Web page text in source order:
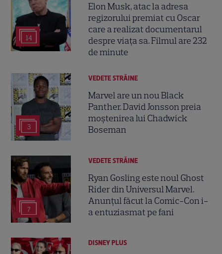
14
Elon Musk, atac la adresa
regizorului premiat cu Oscar
care a realizat documentarul
despre viața sa. Filmul are 232
de minute
3
VEDETE STRĂINE
Marvel are un nou Black
Panther. David Jonsson preia
moștenirea lui Chadwick
Boseman
7
VEDETE STRĂINE
Ryan Gosling este noul Ghost
Rider din Universul Marvel.
Anunțul făcut la Comic-Con i-
a entuziasmat pe fani
DISNEY PLUS